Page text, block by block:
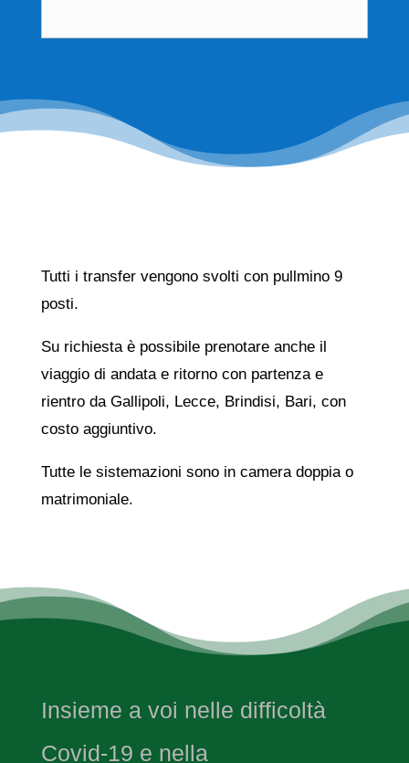
Tutti i transfer vengono svolti con pullmino 9
posti.
Su richiesta è possibile prenotare anche il
viaggio di andata e ritorno con partenza e
rientro da Gallipoli, Lecce, Brindisi, Bari, con
costo aggiuntivo.
Tutte le sistemazioni sono in camera doppia o
matrimoniale.
Insieme a voi nelle difficoltà
Covid-19 e nella